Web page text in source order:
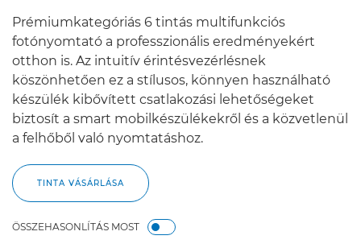
Prémiumkategóriás 6 tintás multifunkciós
fotónyomtató a professzionális eredményekért
otthon is. Az intuitív érintésvezérlésnek
köszönhetően ez a stílusos, könnyen használható
készülék kibővített csatlakozási lehetőségeket
biztosít a smart mobilkészülékekről és a közvetlenül
a felhőből való nyomtatáshoz.
TINTA VÁSÁRLÁSA
ÖSSZEHASONLÍTÁS MOST